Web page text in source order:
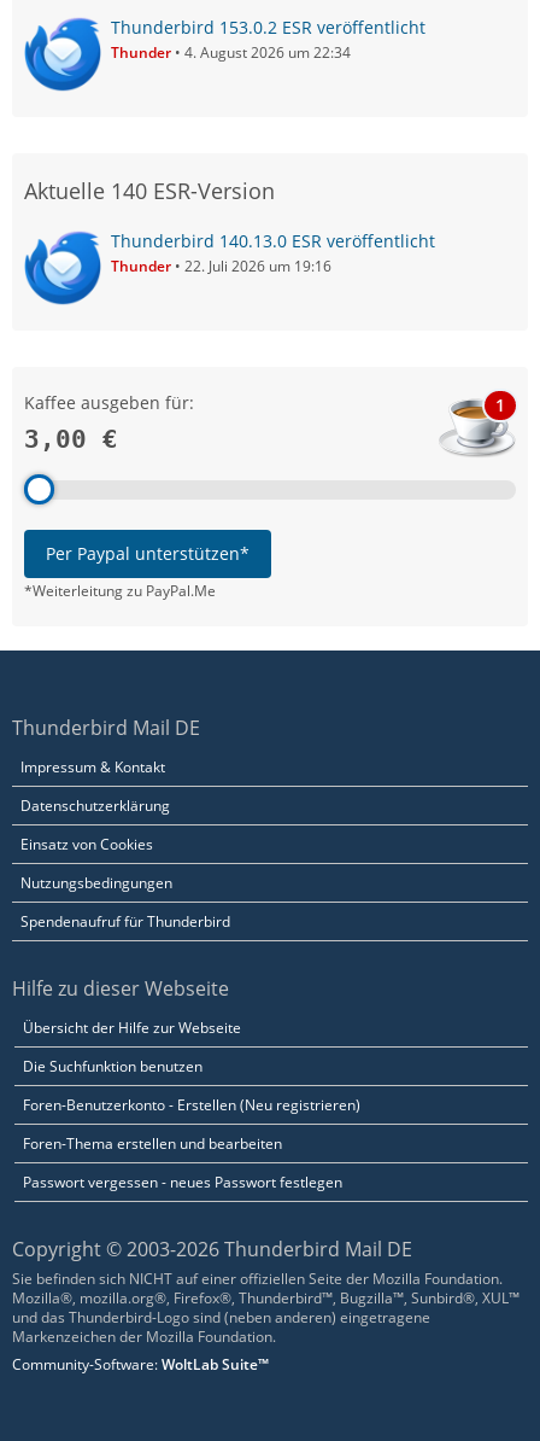
Thunderbird 153.0.2 ESR veröffentlicht
Thunder 4. August 2026 um 22:34
Aktuelle 140 ESR-Version
Thunderbird 140.13.0 ESR veröffentlicht
Thunder 22. Juli 2026 um 19:16
Kaffee ausgeben für:
3,00 €
1
Per Paypal unterstützen*
*Weiterleitung zu PayPal.Me
Thunderbird Mail DE
Impressum & Kontakt
Datenschutzerklärung
Einsatz von Cookies
Nutzungsbedingungen
Spendenaufruf für Thunderbird
Hilfe zu dieser Webseite
Übersicht der Hilfe zur Webseite
Die Suchfunktion benutzen
Foren-Benutzerkonto - Erstellen (Neu registrieren)
Foren-Thema erstellen und bearbeiten
Passwort vergessen - neues Passwort festlegen
Copyright © 2003-2026 Thunderbird Mail DE
Sie befinden sich NICHT auf einer offiziellen Seite der Mozilla Foundation.
Mozilla®, mozilla.org®, Firefox®, Thunderbird™, Bugzilla™, Sunbird®, XUL™
und das Thunderbird-Logo sind (neben anderen) eingetragene
Markenzeichen der Mozilla Foundation.
Community-Software:WoltLab Suite™